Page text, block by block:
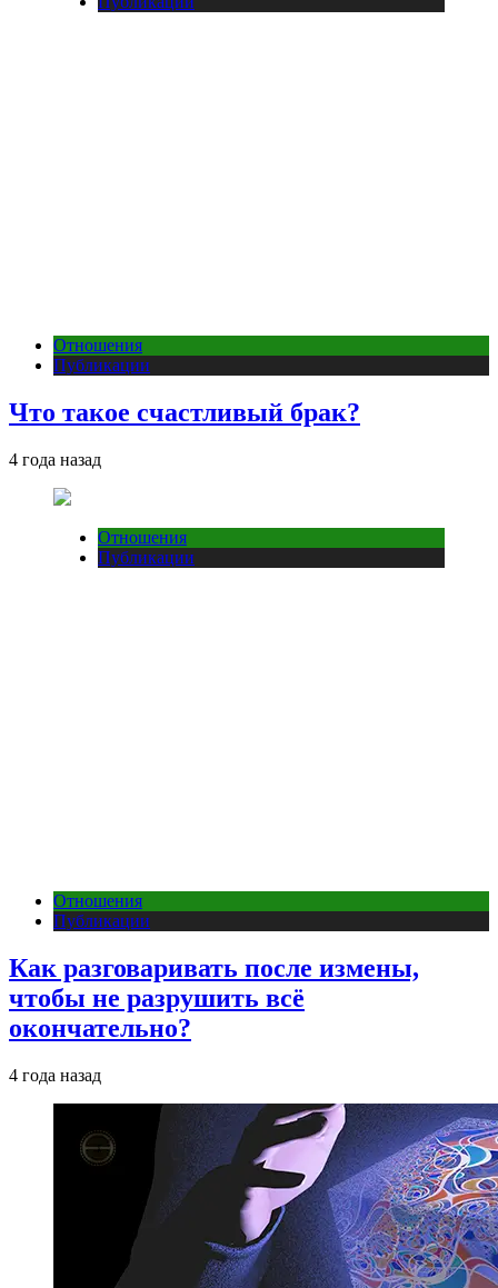
Отношения
Публикации
Что такое счастливый брак?
4 года назад
Отношения
Публикации
Отношения
Публикации
Как разговаривать после измены,
чтобы не разрушить всё
окончательно?
4 года назад